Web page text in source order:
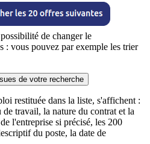
de changer le
: vous pouvez par exemple les trier
de votre recherche
restituée dans la liste, s'affichent :
travail, la nature du contrat et la
l'entreprise si précisé, les 200
du poste, la date de